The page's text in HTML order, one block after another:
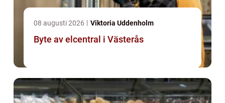
08 augusti 2026 Viktoria Uddenholm
Byte av elcentral i Västerås